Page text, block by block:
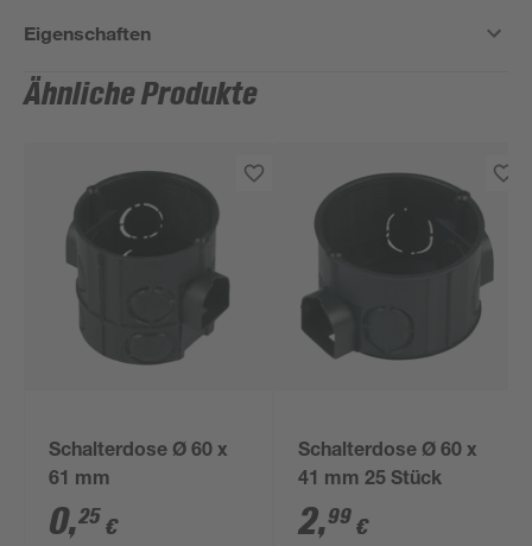
Eigenschaften
Ähnliche Produkte
Schalterdose Ø 60 x
61 mm
0,25 €
Schalterdose Ø 60 x
41 mm 25 Stück
2,99 €